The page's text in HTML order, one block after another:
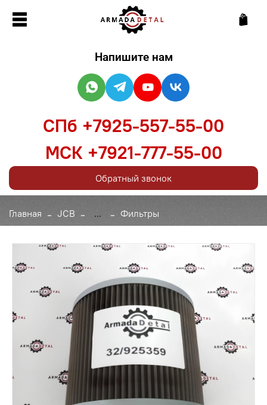
Главная JCB ... Фильтры
Напишите нам
СПб +7925-557-55-00
МСК +7921-777-55-00
Обратный звонок